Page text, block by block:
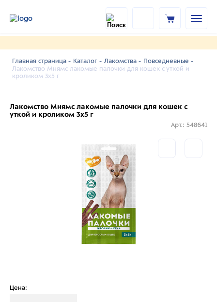
Главная страница - Каталог - Лакомства - Повседневные -
Лакомство Мнямс лакомые палочки для кошек с уткой и
кроликом 3х5 г
Лакомство Мнямс лакомые палочки для кошек с
уткой и кроликом 3х5 г
Арт.: 548641
Цена: